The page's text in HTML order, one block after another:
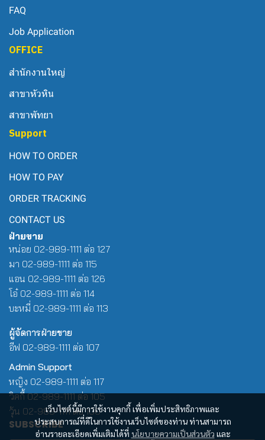
เว็บไซต์นี้มีการใช้งานคุกกี้ เพื่อเพิ่มประสิทธิภาพและ
ประสบการณ์ที่ดีในการใช้งานเว็บไซต์ของท่าน ท่านสามารถ
อ่านรายละเอียดเพิ่มเติมได้ที่ นโยบายความเป็นส่วนตัว และ
FAQ
Job Application
OFFICE
สำนักงานใหญ่
สาขาหัวหิน
สาขาพัทยา
Support
HOW TO ORDER
HOW TO PAY
ORDER TRACKING
CONTACT US
ฝ่ายขาย
หน่อย 02-989-1111 ต่อ 127
มา 02-989-1111 ต่อ 115
แอน 02-989-1111 ต่อ 126
โอ๋ 02-989-1111 ต่อ 114
บะหมี่ 02-989-1111 ต่อ 113
ผู้จัดการฝ่ายขาย
อีฟ 02-989-1111 ต่อ 107
Admin Support
หญิง 02-989-1111 ต่อ 117
วิคกี้ 02-989-1111 ต่อ 105
วุ้น 02-989-1111 ต่อ 100
SUBSCRIBE